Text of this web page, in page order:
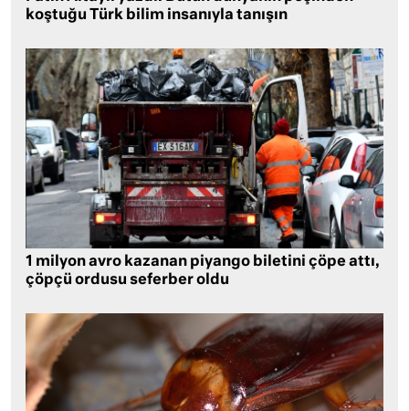
koştuğu Türk bilim insanıyla tanışın
1 milyon avro kazanan piyango biletini çöpe attı,
çöpçü ordusu seferber oldu